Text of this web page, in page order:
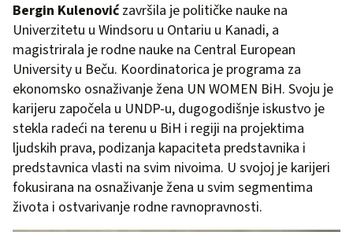
Bergin Kulenovićzavršila je političke nauke na
Univerzitetu u Windsoru u Ontariu u Kanadi, a
magistrirala je rodne nauke na Central European
University u Beču. Koordinatorica je programa za
ekonomsko osnaživanje žena UN WOMEN BiH. Svoju je
karijeru započela u UNDP-u, dugogodišnje iskustvo je
stekla radeći na terenu u BiH i regiji na projektima
ljudskih prava, podizanja kapaciteta predstavnika i
predstavnica vlasti na svim nivoima. U svojoj je karijeri
fokusirana na osnaživanje žena u svim segmentima
života i ostvarivanje rodne ravnopravnosti.